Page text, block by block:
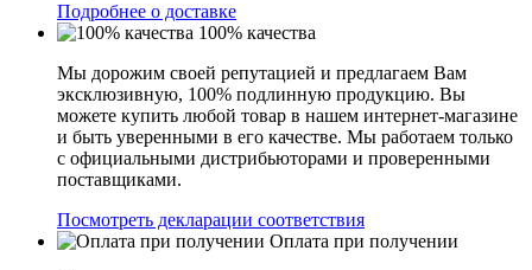
Подробнее о доставке
100% качества
Мы дорожим своей репутацией и предлагаем Вам
эксклюзивную, 100% подлинную продукцию. Вы
можете купить любой товар в нашем интернет-магазине
и быть уверенными в его качестве. Мы работаем только
с официальными дистрибьюторами и проверенными
поставщиками.
Посмотреть декларации соответствия
Оплата при получении